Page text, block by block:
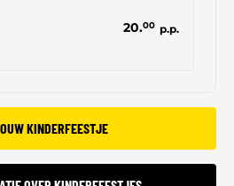
20.00 p.p.
KINDERFEESTJE